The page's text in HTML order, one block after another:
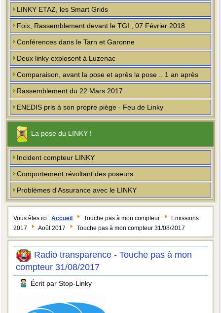
LINKY ETAZ, les Smart Grids
Foix, Rassemblement devant le TGI , 07 Février 2018
Conférences dans le Tarn et Garonne
Deux linky explosent à Luzenac
Comparaison, avant la pose et après la pose .. 1 an après
Rassemblement du 22 Mars 2017
ENEDIS pris à son propre piège - Feu de Linky
La pose du LINKY !
Incident compteur LINKY
Comportement révoltant des poseurs
Problèmes d'Assurance avec le LINKY
Vous êtes ici :Accueil Touche pas à mon compteur
Emissions
2017
Août 2017 Touche pas à mon compteur 31/08/2017
Radio transparence - Touche pas à mon
compteur 31/08/2017
Écrit par Stop-Linky